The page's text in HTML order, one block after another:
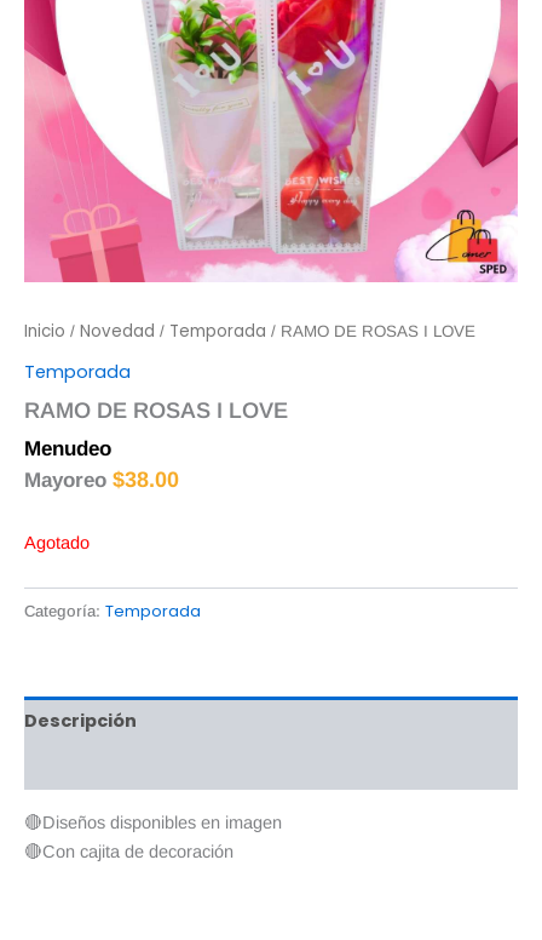
Inicio / Novedad / Temporada / RAMO DE ROSAS I LOVE
Temporada
RAMO DE ROSAS I LOVE
Menudeo
Mayoreo $38.00
Agotado
Categoría: Temporada
Descripción
🔴Diseños disponibles en imagen
🔴Con cajita de decoración